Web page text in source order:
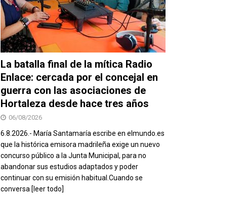
La batalla final de la mítica Radio
Enlace: cercada por el concejal en
guerra con las asociaciones de
Hortaleza desde hace tres años
06/08/2026
6.8.2026.- María Santamaría escribe en elmundo.es
que la histórica emisora madrileña exige un nuevo
concurso público a la Junta Municipal, para no
abandonar sus estudios adaptados y poder
continuar con su emisión habitual.Cuando se
conversa [leer todo]